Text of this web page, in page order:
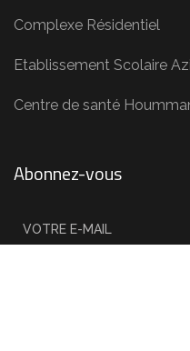
Complexe Résidentiel
Etablissement Scolaire
Centre de santé
Abonnez-vous